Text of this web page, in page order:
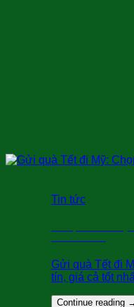
Tin tức
Gửi quà Tết đi
tín, giá cả tốt
Continue reading